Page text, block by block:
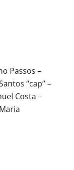
Passos –
“cap” –
Costa –